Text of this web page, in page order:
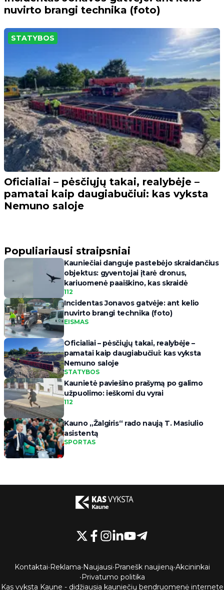
nuvirto brangi technika (foto)
STATYBOS
Oficialiai – pėsčiųjų takai, realybėje –
pamatai kaip daugiabučiui: kas vyksta
Nemuno saloje
Populiariausi straipsniai
Kauniečiai danguje pastebėjo skraidančius
objektus: gyventojai įtarė dronus,
kariuomenė paaiškino, kas skraidė
112
Incidentas Jonavos gatvėje: ant kelio
nuvirto brangi technika (foto)
EISMAS
Oficialiai – pėsčiųjų takai, realybėje –
pamatai kaip daugiabučiui: kas vyksta
Nemuno saloje
STATYBOS
Kaunietė paviešino prašymą po galimo
užpuolimo: ieškomi du vyrai
112
Kauno „Žalgiris“ rado naują T. Masiulio
asistentą
SPORTAS
Kontaktai• Reklama• Naujausi• Pranešk naujieną•Akcininkai
• Privatumo politika
Kas vyksta Kaune - didžiausia kauniečių bendruomenė internete